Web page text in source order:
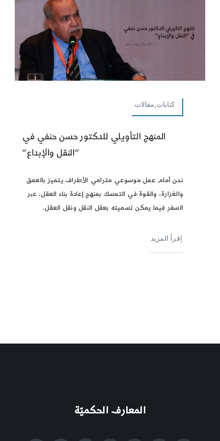
كتابات,مقالات
المنهج التأويلي للدكتور حسن حنفي في
“النقل والإبداع”
نحن أمام عمل موسوعي مترامي الأطراف يتميز بالعمق
والغزارة، والقوة في التمسك بمنهج إعادة بناء العقل، عبر
السفر فيما يمكن تسميته بعقل النقل ونقل العقل.
إقرأ المزيد
المعارف الحكميّة